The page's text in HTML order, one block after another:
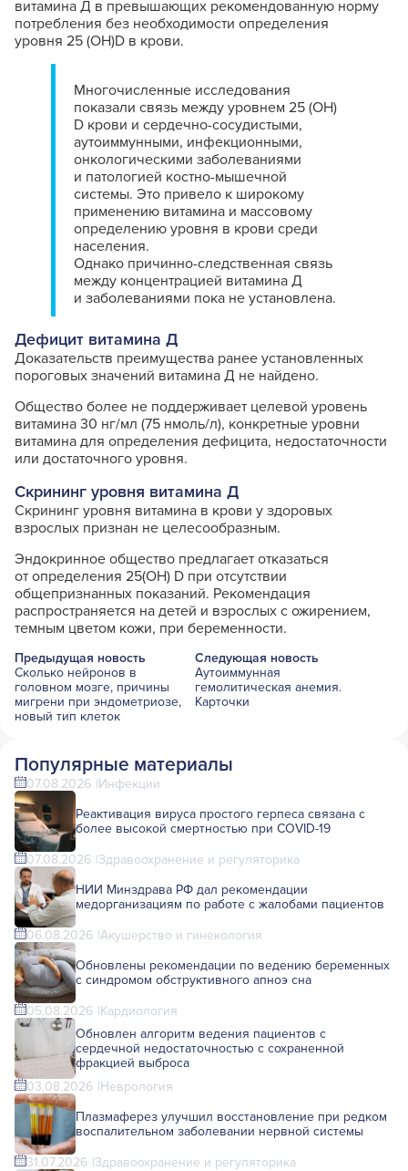
витамина Д в превышающих рекомендованную норму
потребления без необходимости определения
уровня 25 (OH)D в крови.
Многочисленные исследования
показали связь между уровнем 25 (OH)
D крови и сердечно-сосудистыми,
аутоиммунными, инфекционными,
онкологическими заболеваниями
и патологией костно-мышечной
системы. Это привело к широкому
применению витамина и массовому
определению уровня в крови среди
населения.
Однако причинно-следственная связь
между концентрацией витамина Д
и заболеваниями пока не установлена.
Дефицит витамина Д
Доказательств преимущества ранее установленных
пороговых значений витамина Д не найдено.
Общество более не поддерживает целевой уровень
витамина 30 нг/мл (75 нмоль/л), конкретные уровни
витамина для определения дефицита, недостаточности
или достаточного уровня.
Скрининг уровня витамина Д
Скрининг уровня витамина в крови у здоровых
взрослых признан не целесообразным.
Эндокринное общество предлагает отказаться
от определения 25(OH) D при отсутствии
общепризнанных показаний. Рекомендация
распространяется на детей и взрослых с ожирением,
темным цветом кожи, при беременности.
Предыдущая новость
Сколько нейронов в
головном мозге, причины
мигрени при эндометриозе,
новый тип клеток
Следующая новость
Аутоиммунная
гемолитическая анемия.
Карточки
Популярные материалы
07.08.2026 Инфекции
Реактивация вируса простого герпеса связана с
более высокой смертностью при COVID-19
07.08.2026 Здравоохранение и регуляторика
НИИ Минздрава РФ дал рекомендации
медорганизациям по работе с жалобами пациентов
06.08.2026 Акушерство и гинекология
Обновлены рекомендации по ведению беременных
с синдромом обструктивного апноэ сна
05.08.2026 Кардиология
Обновлен алгоритм ведения пациентов с
сердечной недостаточностью с сохраненной
фракцией выброса
03.08.2026 Неврология
Плазмаферез улучшил восстановление при редком
воспалительном заболевании нервной системы
31.07.2026 Здравоохранение и регуляторика